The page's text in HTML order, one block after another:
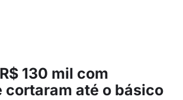
130 mil com
cortaram até o básico